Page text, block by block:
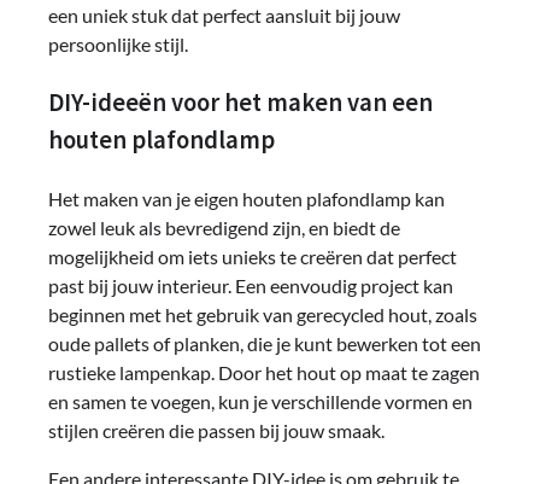
een uniek stuk dat perfect aansluit bij jouw
persoonlijke stijl.
DIY-ideeën voor het maken van een
houten plafondlamp
Het maken van je eigen houten plafondlamp kan
zowel leuk als bevredigend zijn, en biedt de
mogelijkheid om iets unieks te creëren dat perfect
past bij jouw interieur. Een eenvoudig project kan
beginnen met het gebruik van gerecycled hout, zoals
oude pallets of planken, die je kunt bewerken tot een
rustieke lampenkap. Door het hout op maat te zagen
en samen te voegen, kun je verschillende vormen en
stijlen creëren die passen bij jouw smaak.
Een andere interessante DIY-idee is om gebruik te